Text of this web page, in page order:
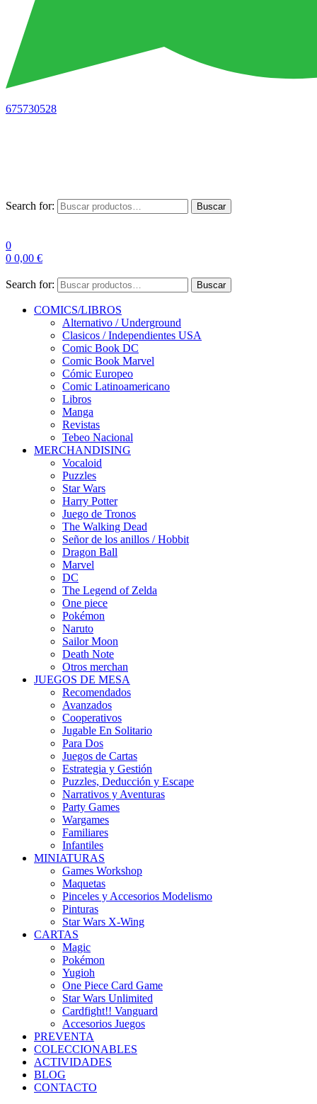
675730528
Search for: Buscar
0
0 0,00 €
Search for: Buscar
COMICS/LIBROS
Alternativo / Underground
Clasicos / Independientes USA
Comic Book DC
Comic Book Marvel
Cómic Europeo
Comic Latinoamericano
Libros
Manga
Revistas
Tebeo Nacional
MERCHANDISING
Vocaloid
Puzzles
Star Wars
Harry Potter
Juego de Tronos
The Walking Dead
Señor de los anillos / Hobbit
Dragon Ball
Marvel
DC
The Legend of Zelda
One piece
Pokémon
Naruto
Sailor Moon
Death Note
Otros merchan
JUEGOS DE MESA
Recomendados
Avanzados
Cooperativos
Jugable En Solitario
Para Dos
Juegos de Cartas
Estrategia y Gestión
Puzzles, Deducción y Escape
Narrativos y Aventuras
Party Games
Wargames
Familiares
Infantiles
MINIATURAS
Games Workshop
Maquetas
Pinceles y Accesorios Modelismo
Pinturas
Star Wars X-Wing
CARTAS
Magic
Pokémon
Yugioh
One Piece Card Game
Star Wars Unlimited
Cardfight!! Vanguard
Accesorios Juegos
PREVENTA
COLECCIONABLES
ACTIVIDADES
BLOG
CONTACTO